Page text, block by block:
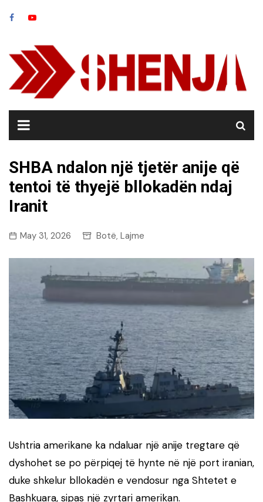
SHBA ndalon një tjetër anije që
tentoi të thyejë bllokadën ndaj
Iranit
May 31, 2026 Botë, Lajme
Ushtria amerikane ka ndaluar një anije tregtare që
dyshohet se po përpiqej të hynte në një port iranian,
duke shkelur bllokadën e vendosur nga Shtetet e
Bashkuara, sipas një zyrtari amerikan.